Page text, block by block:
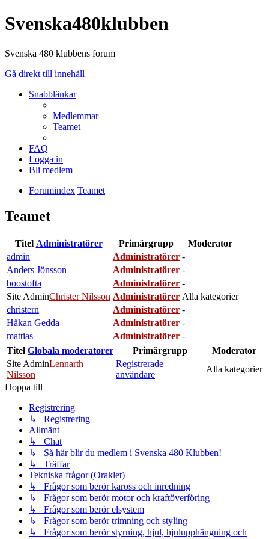
Svenska480klubben
Svenska 480 klubbens forum
Gå direkt till innehåll
Snabblänkar
Medlemmar
Teamet
FAQ
Logga in
Bli medlem
Forumindex Teamet
Teamet
Titel Administratörer Primärgrupp
Moderator
admin
Administratörer -
Anders Jönsson
Administratörer -
boostofta
Administratörer -
Site AdminChrister Nilsson Administratörer Alla kategorier
christern
Administratörer -
Håkan Gedda
Administratörer -
mattias
Administratörer -
Titel Globala moderatorer Primärgrupp
Moderator
Site AdminLennarth
Nilsson
Registrerade
användare
Alla kategorier
Hoppa till
Registrering
↳ Registrering
Allmänt
↳ Chat
↳ Så här blir du medlem i Svenska 480 Klubben!
↳ Träffar
Tekniska frågor (Oraklet)
↳ Frågor som berör kaross och inredning
↳ Frågor som berör motor och kraftöverföring
↳ Frågor som berör elsystem
↳ Frågor som berör trimning och styling
↳ Frågor som berör styrning, hjul, hjulupphängning och